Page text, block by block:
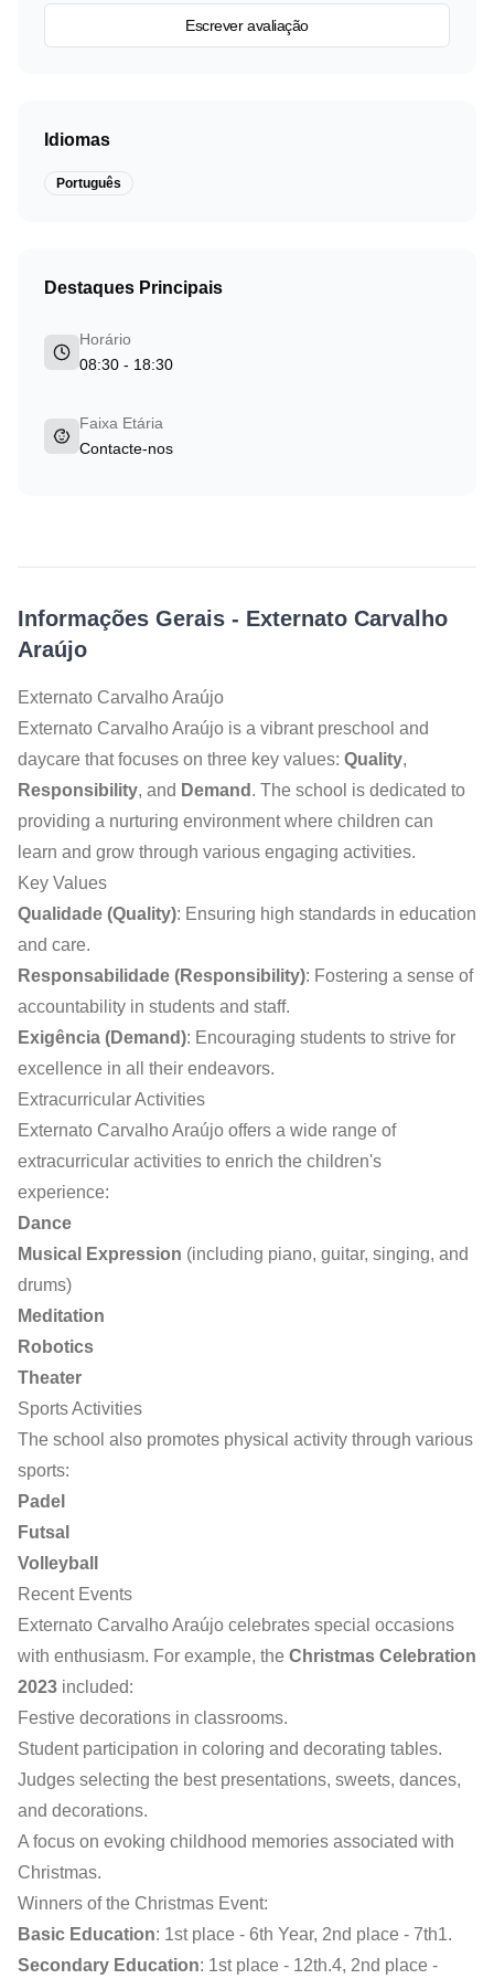
Informações Gerais - Externato Carvalho
Araújo
Externato Carvalho Araújo
Externato Carvalho Araújo is a vibrant preschool and
daycare that focuses on three key values: Quality,
Responsibility, and Demand . The school is dedicated to
providing a nurturing environment where children can
learn and grow through various engaging activities.
Key Values
Qualidade (Quality): Ensuring high standards in education
and care.
Responsabilidade (Responsibility): Fostering a sense of
accountability in students and staff.
Exigência (Demand): Encouraging students to strive for
excellence in all their endeavors.
Extracurricular Activities
Externato Carvalho Araújo offers a wide range of
extracurricular activities to enrich the children's
experience:
Dance
Musical Expression (including piano, guitar, singing, and
drums)
Meditation
Robotics
Theater
Sports Activities
The school also promotes physical activity through various
sports:
Padel
Futsal
Volleyball
Recent Events
Externato Carvalho Araújo celebrates special occasions
with enthusiasm. For example, the Christmas Celebration
2023 included:
Festive decorations in classrooms.
Student participation in coloring and decorating tables.
Judges selecting the best presentations, sweets, dances,
and decorations.
A focus on evoking childhood memories associated with
Christmas.
Winners of the Christmas Event:
Basic Education: 1st place - 6th Year, 2nd place - 7th1.
Secondary Education: 1st place - 12th.4, 2nd place -
Escrever avaliação
Idiomas
Português
Destaques Principais
Horário
08:30 - 18:30
Faixa Etária
Contacte-nos